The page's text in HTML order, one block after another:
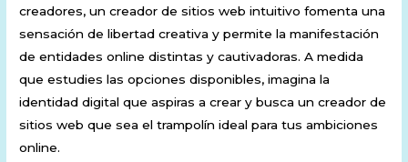
creadores, un creador de sitios web intuitivo fomenta una
sensación de libertad creativa y permite la manifestación
de entidades online distintas y cautivadoras. A medida
que estudies las opciones disponibles, imagina la
identidad digital que aspiras a crear y busca un creador de
sitios web que sea el trampolín ideal para tus ambiciones
online.